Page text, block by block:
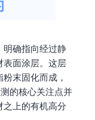
明确指向经过静
表面涂层。这层
末固化而成，
的核心关注点并
之上的有机高分